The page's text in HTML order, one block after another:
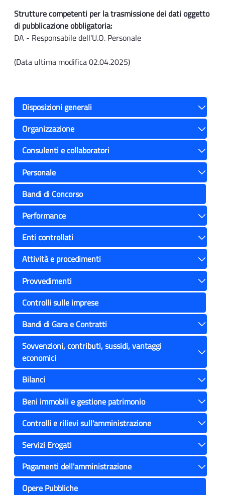
Strutture competenti per la trasmissione dei dati oggetto
di pubblicazione obbligatoria:
DA - Responsabile dell'U.O. Personale
(Data ultima modifica 02.04.2025)
Disposizioni generali
Toggle
Organizzazione
Toggle
Consulenti e collaboratori
Toggle
Personale
Toggle
Bandi di Concorso
Performance
Toggle
Enti controllati
Toggle
Attività e procedimenti
Toggle
Provvedimenti
Toggle
Controlli sulle imprese
Bandi di Gara e Contratti
Toggle
Sovvenzioni, contributi, sussidi, vantaggi
economici
Toggle
Bilanci
Toggle
Beni immobili e gestione patrimonio
Toggle
Controlli e rilievi sull'amministrazione
Toggle
Servizi Erogati
Toggle
Pagamenti dell'amministrazione
Toggle
Opere Pubbliche